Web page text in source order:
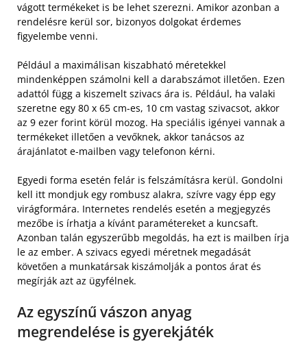
vágott termékeket is be lehet szerezni. Amikor azonban a
rendelésre kerül sor, bizonyos dolgokat érdemes
figyelembe venni.
Például a maximálisan kiszabható méretekkel
mindenképpen számolni kell a darabszámot illetően. Ezen
adattól függ a kiszemelt szivacs ára is. Például, ha valaki
szeretne egy 80 x 65 cm-es, 10 cm vastag szivacsot, akkor
az 9 ezer forint körül mozog. Ha speciális igényei vannak a
termékeket illetően a vevőknek, akkor tanácsos az
árajánlatot e-mailben vagy telefonon kérni.
Egyedi forma esetén felár is felszámításra kerül. Gondolni
kell itt mondjuk egy rombusz alakra, szívre vagy épp egy
virágformára. Internetes rendelés esetén a megjegyzés
mezőbe is írhatja a kívánt paramétereket a kuncsaft.
Azonban talán egyszerűbb megoldás, ha ezt is mailben írja
le az ember. A szivacs egyedi méretnek megadását
követően a munkatársak kiszámolják a pontos árat és
megírják azt az ügyfélnek.
Az egyszínű vászon anyag
megrendelése is gyerekjáték